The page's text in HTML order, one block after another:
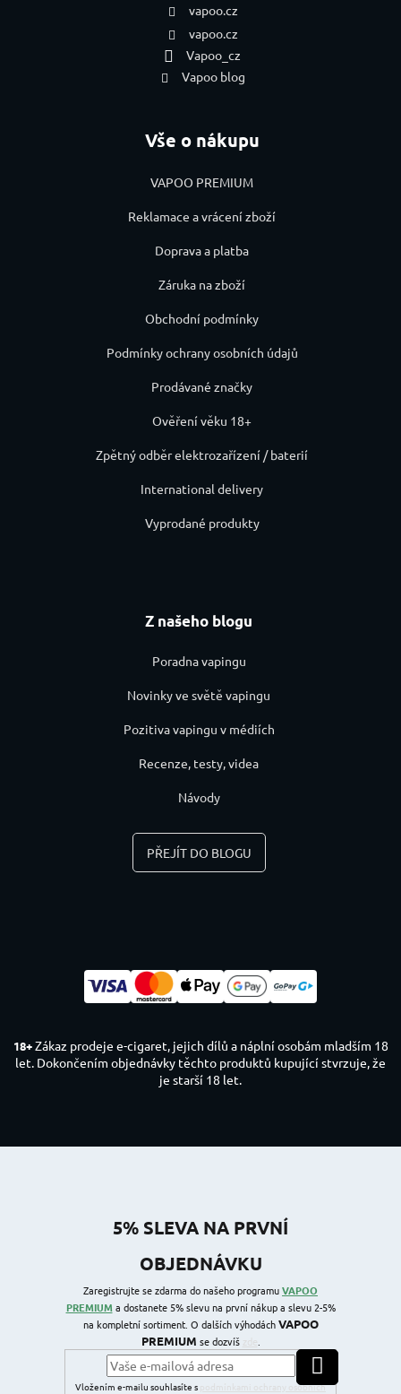
vapoo.cz
vapoo.cz
Vapoo_cz
Vapoo blog
Vše o nákupu
VAPOO PREMIUM
Reklamace a vrácení zboží
Doprava a platba
Záruka na zboží
Obchodní podmínky
Podmínky ochrany osobních údajů
Prodávané značky
Ověření věku 18+
Zpětný odběr elektrozařízení / baterií
International delivery
Vyprodané produkty
Z našeho blogu
Poradna vapingu
Novinky ve světě vapingu
Pozitiva vapingu v médiích
Recenze, testy, videa
Návody
PŘEJÍT DO BLOGU
18+Zákaz prodeje e-cigaret, jejich dílů a náplní osobám mladším 18
let. Dokončením objednávky těchto produktů kupující stvrzuje, že
je starší 18 let.
5% SLEVA NA PRVNÍ
OBJEDNÁVKU
Zaregistrujte se zdarma do našeho programuVAPOO
PREMIUM a dostanete 5% slevu na první nákup a slevu 2-5%
na kompletní sortiment. O dalších výhodáchVAPOO
PREMIUM se dozvíš
Vložením e-mailu souhlasíte s
podmínkami ochrany osobních